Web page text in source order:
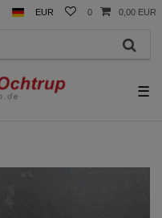
EUR 0 0,00 EUR
☰